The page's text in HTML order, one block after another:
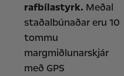
rafbílastyrk. Meðal
staðalbúnaðar eru 10
tommu
margmiðlunarskjár
með GPS